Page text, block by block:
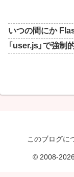
いつの間にか
「user.js」で強制
このブログに
© 2008-